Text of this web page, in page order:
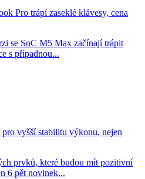
Pro trápí zaseklé klávesy, cena
se SoC M5 Max začínají trápit
s případnou...
vyšší stabilitu výkonu, nejen
prvků, které budou mít pozitivní
6 pět novinek...